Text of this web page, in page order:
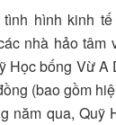
hình kinh
nhà hảo tâm
Học bống Vừ A
(bao gồm
năm qua, Quỹ